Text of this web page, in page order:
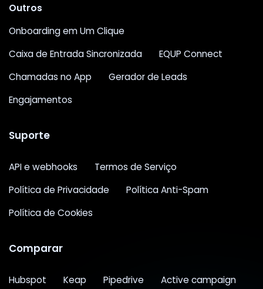
Outros
Onboarding em Um Clique
Caixa de Entrada Sincronizada
EQUP Connect
Chamadas no App
Gerador de Leads
Engajamentos
Suporte
API e webhooks
Termos de Serviço
Política de Privacidade
Política Anti-Spam
Política de Cookies
Comparar
Hubspot Keap Pipedrive
Active campaign